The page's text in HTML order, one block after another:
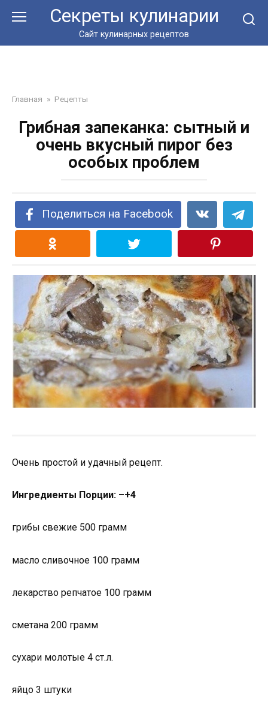
Секреты кулинарии
Сайт кулинарных рецептов
Главная » Рецепты
Грибная запеканка: сытный и
очень вкусный пирог без
особых проблем
Поделиться на Facebook
Очень простой и удачный рецепт.
Ингредиенты Порции: –+4
грибы свежие 500 грамм
масло сливочное 100 грамм
лекарство репчатое 100 грамм
сметана 200 грамм
cyxapи молотые 4 ст.л.
яйцо 3 штуки